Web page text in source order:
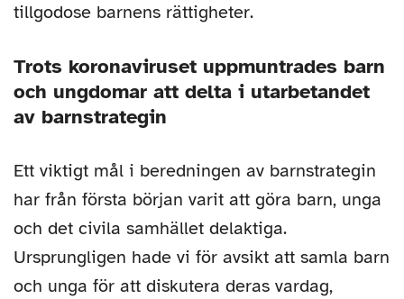
tillgodose barnens rättigheter.
Trots koronaviruset uppmuntrades barn
och ungdomar att delta i utarbetandet
av barnstrategin
Ett viktigt mål i beredningen av barnstrategin
har från första början varit att göra barn, unga
och det civila samhället delaktiga.
Ursprungligen hade vi för avsikt att samla barn
och unga för att diskutera deras vardag,